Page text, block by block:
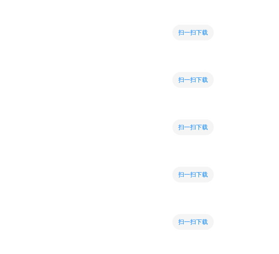
扫一扫下载
扫一扫下载
扫一扫下载
扫一扫下载
扫一扫下载